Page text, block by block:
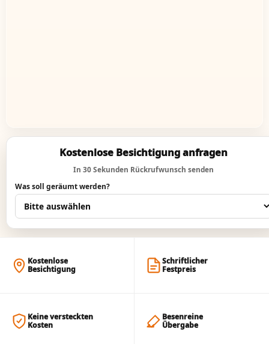
Kostenlose Besichtigung anfragen
In 30 Sekunden Rückrufwunsch senden
Was soll geräumt werden?
Kostenlose
Besichtigung
Schriftlicher
Festpreis
Keine versteckten
Kosten
Besenreine
Übergabe